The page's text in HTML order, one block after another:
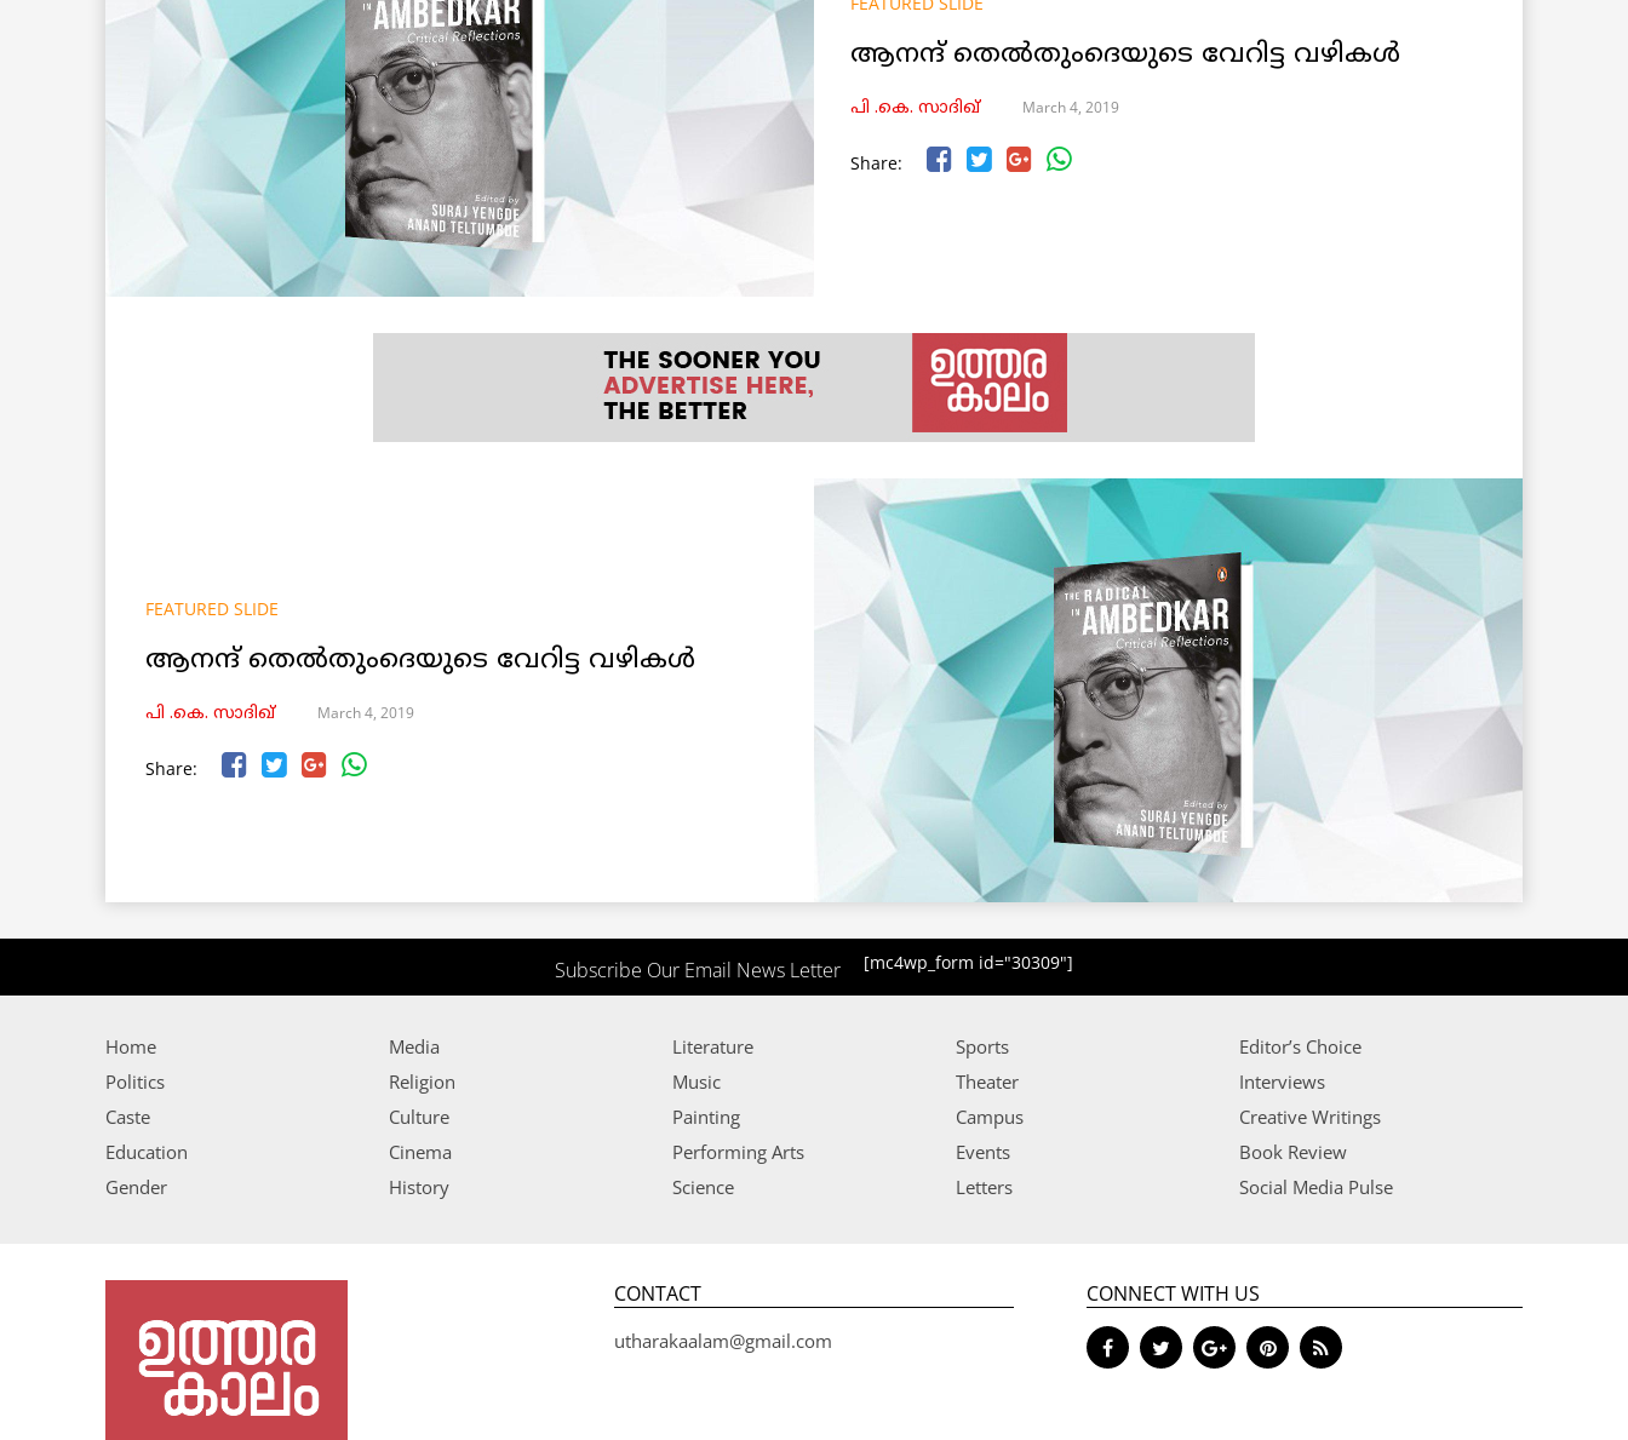
ആനന്ദ് തെൽതുംദെയുടെ വേറിട്ട വഴികൾ
പി .കെ. സാദിഖ് March 4, 2019
Share:
FEATURED SLIDE
ആനന്ദ് തെൽതുംദെയുടെ വേറിട്ട വഴികൾ
പി .കെ. സാദിഖ് March 4, 2019
Share:
Subscribe Our Email News Letter [mc4wp_form id="30309"]
Home
Politics
Caste
Education
Gender
Media
Religion
Culture
Cinema
History
Literature
Music
Painting
Performing Arts
Science
Sports
Theater
Campus
Events
Letters
Editor’s Choice
Interviews
Creative Writings
Book Review
Social Media Pulse
CONTACT
utharakaalam@gmail.com
CONNECT WITH US